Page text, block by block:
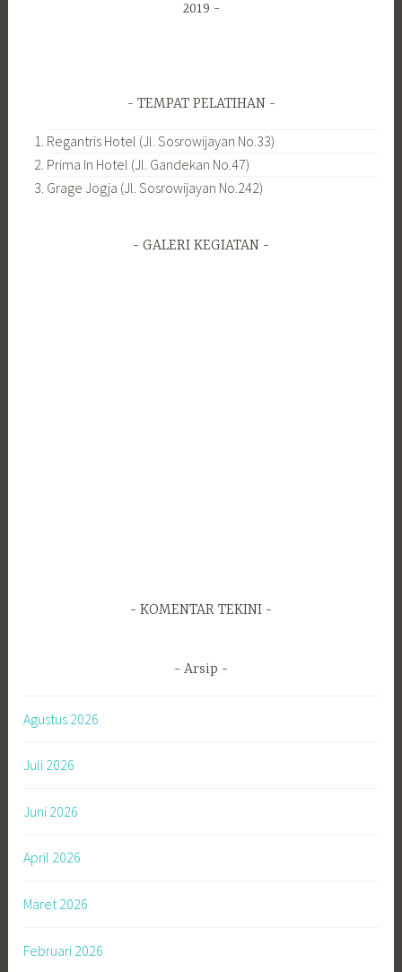
2019
TEMPAT PELATIHAN
Regantris Hotel (Jl. Sosrowijayan No.33)
Prima In Hotel (Jl. Gandekan No.47)
Grage Jogja (Jl. Sosrowijayan No.242)
GALERI KEGIATAN
KOMENTAR TEKINI
Arsip
Agustus 2026
Juli 2026
Juni 2026
April 2026
Maret 2026
Februari 2026